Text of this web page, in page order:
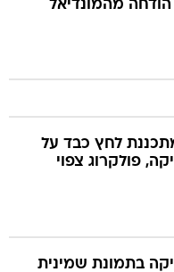
לחץ כבד על
פולקרוג צפוי
בתמונת שמינית